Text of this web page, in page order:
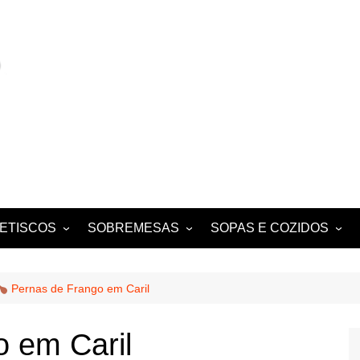
E
SOBREMESAS
FOLHADOS
TARTES E TORTAS
DOCES
SOPAS E COZIDOS
Pernas de Frango em Caril
em Caril